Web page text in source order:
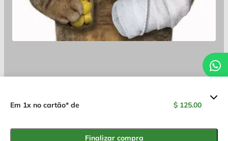
Resumo dos valores
Tratamento Integrativo da Dor
$ 125.00
Em 1x no cartão* de $ 125.00
Finalizar compra